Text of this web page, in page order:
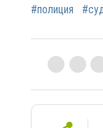
#полиция